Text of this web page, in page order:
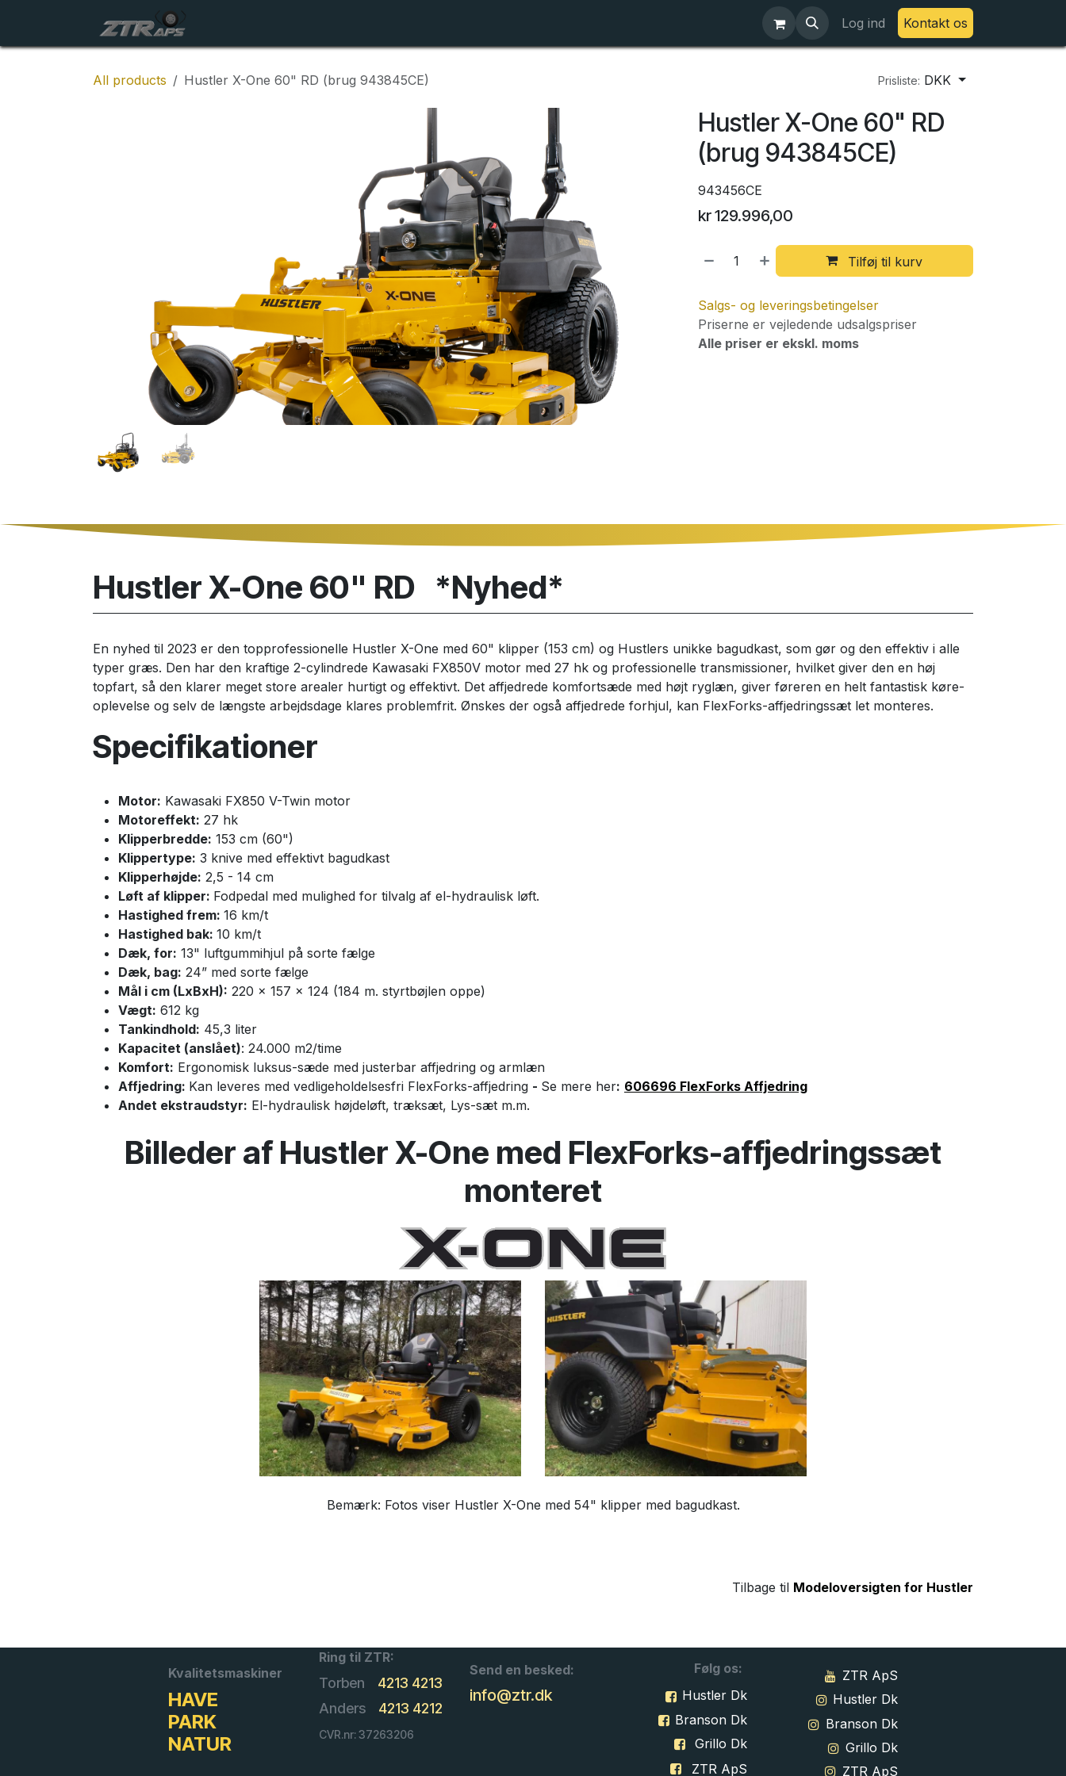
Log ind Kontakt os
All products Hustler X-One 60" RD (brug 943845CE) Prisliste: DKK
Hustler X-One 60" RD
(brug 943845CE)
943456CE
kr129.996,00
Tilføj til kurv
Salgs- og leveringsbetingelser
Priserne er vejledende udsalgspriser
Alle priser er ekskl. moms
Hustler X-One 60" RD *Nyhed*
En nyhed til 2023 er den topprofessionelle Hustler X-One med 60" klipper (153 cm) og Hustlers unikke bagudkast, som gør og den effektiv i alle
typer græs. Den har den kraftige 2-cylindrede Kawasaki FX850V motor med 27 hk og professionelle transmissioner, hvilket giver den en høj
topfart, så den klarer meget store arealer hurtigt og effektivt. Det affjedrede komfortsæde med højt ryglæn, giver føreren en helt fantastisk køre-
oplevelse og selv de længste arbejdsdage klares problemfrit. Ønskes der også affjedrede forhjul, kan FlexForks-affjedringssæt let monteres.
Specifikationer
Motor: Kawasaki FX850 V-Twin motor
Motoreffekt: 27 hk
Klipperbredde: 153 cm (60")
Klippertype: 3 knive med effektivt bagudkast
Klipperhøjde: 2,5 - 14 cm
Løft af klipper: Fodpedal med mulighed for tilvalg af el-hydraulisk løft.
Hastighed frem: 16 km/t
Hastighed bak: 10 km/t
Dæk, for: 13" luftgummihjul på sorte fælge
Dæk, bag: 24” med sorte fælge
Mål i cm (LxBxH): 220 x 157 x 124 (184 m. styrtbøjlen oppe)
Vægt: 612 kg
Tankindhold: 45,3 liter
Kapacitet (anslået): 24.000 m2/time
Komfort: Ergonomisk luksus-sæde med justerbar affjedring og armlæn
Affjedring: Kan leveres med vedligeholdelsesfri FlexForks-affjedring - Se mere her: 606696 FlexForks Affjedring
Andet ekstraudstyr: El-hydraulisk højdeløft, træksæt, Lys-sæt m.m.
Billeder af Hustler X-One med FlexForks-affjedringssæt
monteret
Bemærk: Fotos viser Hustler X-One med 54" klipper med bagudkast.
Tilbage til Modeloversigten for Hustler
Kvalitetsmaskiner
HAVE
PARK
NATUR
Ring til ZTR:
Torben
4213 4213
Anders
4213 4212
CVR.nr: 37263206
Send en besked:
info@ztr.dk
Følg os:
Hustler Dk
Branson Dk
Grillo Dk
ZTR ApS
ZTR ApS
Hustler Dk
Branson Dk
Grillo Dk
ZTR ApS